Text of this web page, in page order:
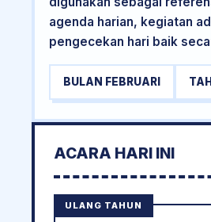
agenda harian, kegiatan
pengecekan hari baik
BULAN FEBRUARI
ACARA HARI INI
ULANG TAHUN